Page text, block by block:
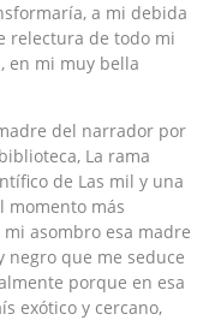
a mi debida
relectura de todo mi
en mi muy bella
del narrador por
La rama
de Las mil y una
momento más
asombro esa madre
que me seduce
porque en esa
exótico y cercano,